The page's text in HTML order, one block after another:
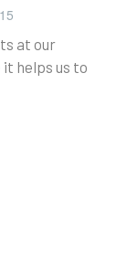
at our
helps us to